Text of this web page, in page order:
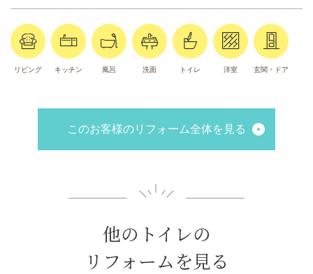
リビング キッチン 風呂 洗面 トイレ 洋室 玄関・ドア
このお客様のリフォーム全体を見る
他のトイレの
リフォームを見る